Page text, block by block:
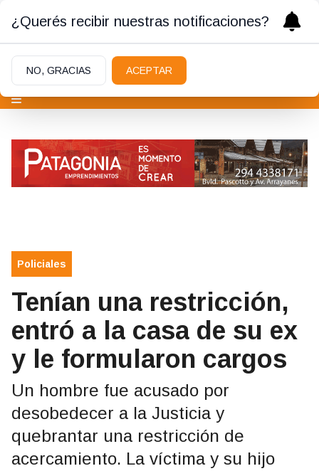
Policiales
Tenían una restricción,
entró a la casa de su ex
y le formularon cargos
Un hombre fue acusado por
desobedecer a la Justicia y
quebrantar una restricción de
acercamiento. La víctima y su hijo
¿Querés recibir nuestras notificaciones?
NO, GRACIAS ACEPTAR